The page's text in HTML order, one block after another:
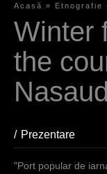
S
i
e
s
n
d
Acasă » Etnografie
Winter
the
Nasaud
Prezentare
"Port popular de